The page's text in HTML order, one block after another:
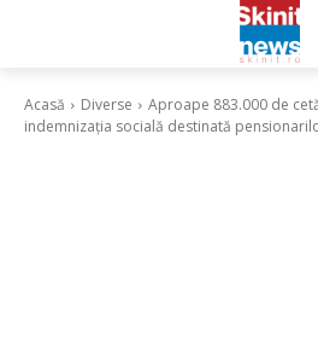
Acasă Diverse
Aproape 883.000 de
indemnizația socială destinată